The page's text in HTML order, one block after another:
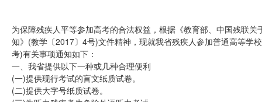
为保障残疾人平等参加高考的合法权益，根据《教育部、中国残联
知》(教学〔2017〕4号)文件精神，现就我省残疾人参加普通高等学
考)有关事项通知如下：
一、我省提供以下一种或几种合理便利
(一)提供现行考试的盲文纸质试卷。
(二)提供大字号纸质试卷。